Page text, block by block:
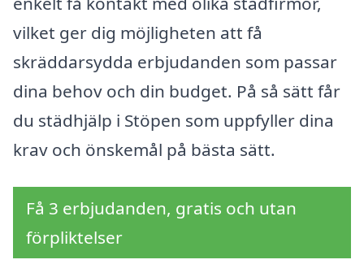
vilket ger dig möjligheten att få
skräddarsydda erbjudanden som passar
dina behov och din budget. På så sätt får
du städhjälp i Stöpen som uppfyller dina
krav och önskemål på bästa sätt.
Få 3 erbjudanden, gratis och utan
förpliktelser